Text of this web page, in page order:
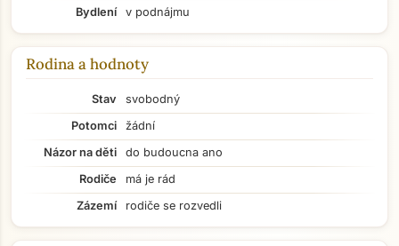
Bydlení
v podnájmu
Rodina a hodnoty
Stav
svobodný
Potomci
žádní
Názor na děti
do budoucna ano
Rodiče
má je rád
Zázemí
rodiče se rozvedli